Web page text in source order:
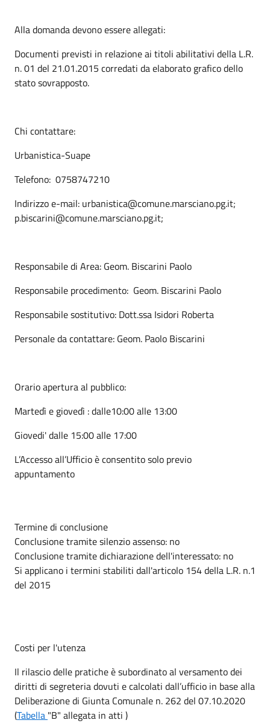
Alla domanda devono essere allegati:
Documenti previsti in relazione ai titoli abilitativi della L.R.
n. 01 del 21.01.2015 corredati da elaborato grafico dello
stato sovrapposto.
Chi contattare:
Urbanistica-Suape
Telefono: 0758747210
Indirizzo e-mail: urbanistica@comune.marsciano.pg.it;
p.biscarini@comune.marsciano.pg.it;
Responsabile di Area: Geom. Biscarini Paolo
Responsabile procedimento: Geom. Biscarini Paolo
Responsabile sostitutivo: Dott.ssa Isidori Roberta
Personale da contattare: Geom. Paolo Biscarini
Orario apertura al pubblico:
Martedì e giovedì : dalle10:00 alle 13:00
Giovedi' dalle 15:00 alle 17:00
L’Accesso all’Ufficio è consentito solo previo
appuntamento
Termine di conclusione
Conclusione tramite silenzio assenso: no
Conclusione tramite dichiarazione dell'interessato: no
Si applicano i termini stabiliti dall'articolo 154 della L.R. n.1
del 2015
Costi per l'utenza
Il rilascio delle pratiche è subordinato al versamento dei
diritti di segreteria dovuti e calcolati dall’ufficio in base alla
Deliberazione di Giunta Comunale n. 262 del 07.10.2020
(Tabella "B" allegata in atti )